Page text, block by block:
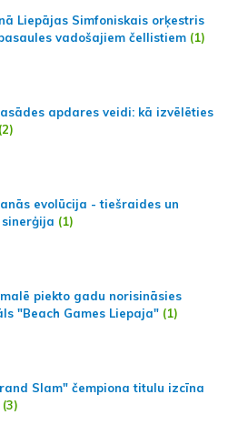
Liepājas Simfoniskais orķestris
vadošajiem čellistiem (1)
apdares veidi: kā izvēlēties
(2)
evolūcija - tiešraides un
(1)
piekto gadu norisināsies
"Beach Games Liepaja" (1)
Slam" čempiona titulu izcīna
(3)